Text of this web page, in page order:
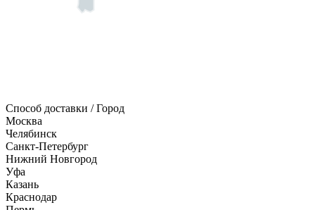
Способ доставки / Город
Москва
Челябинск
Санкт-Петербург
Нижний Новгород
Уфа
Казань
Краснодар